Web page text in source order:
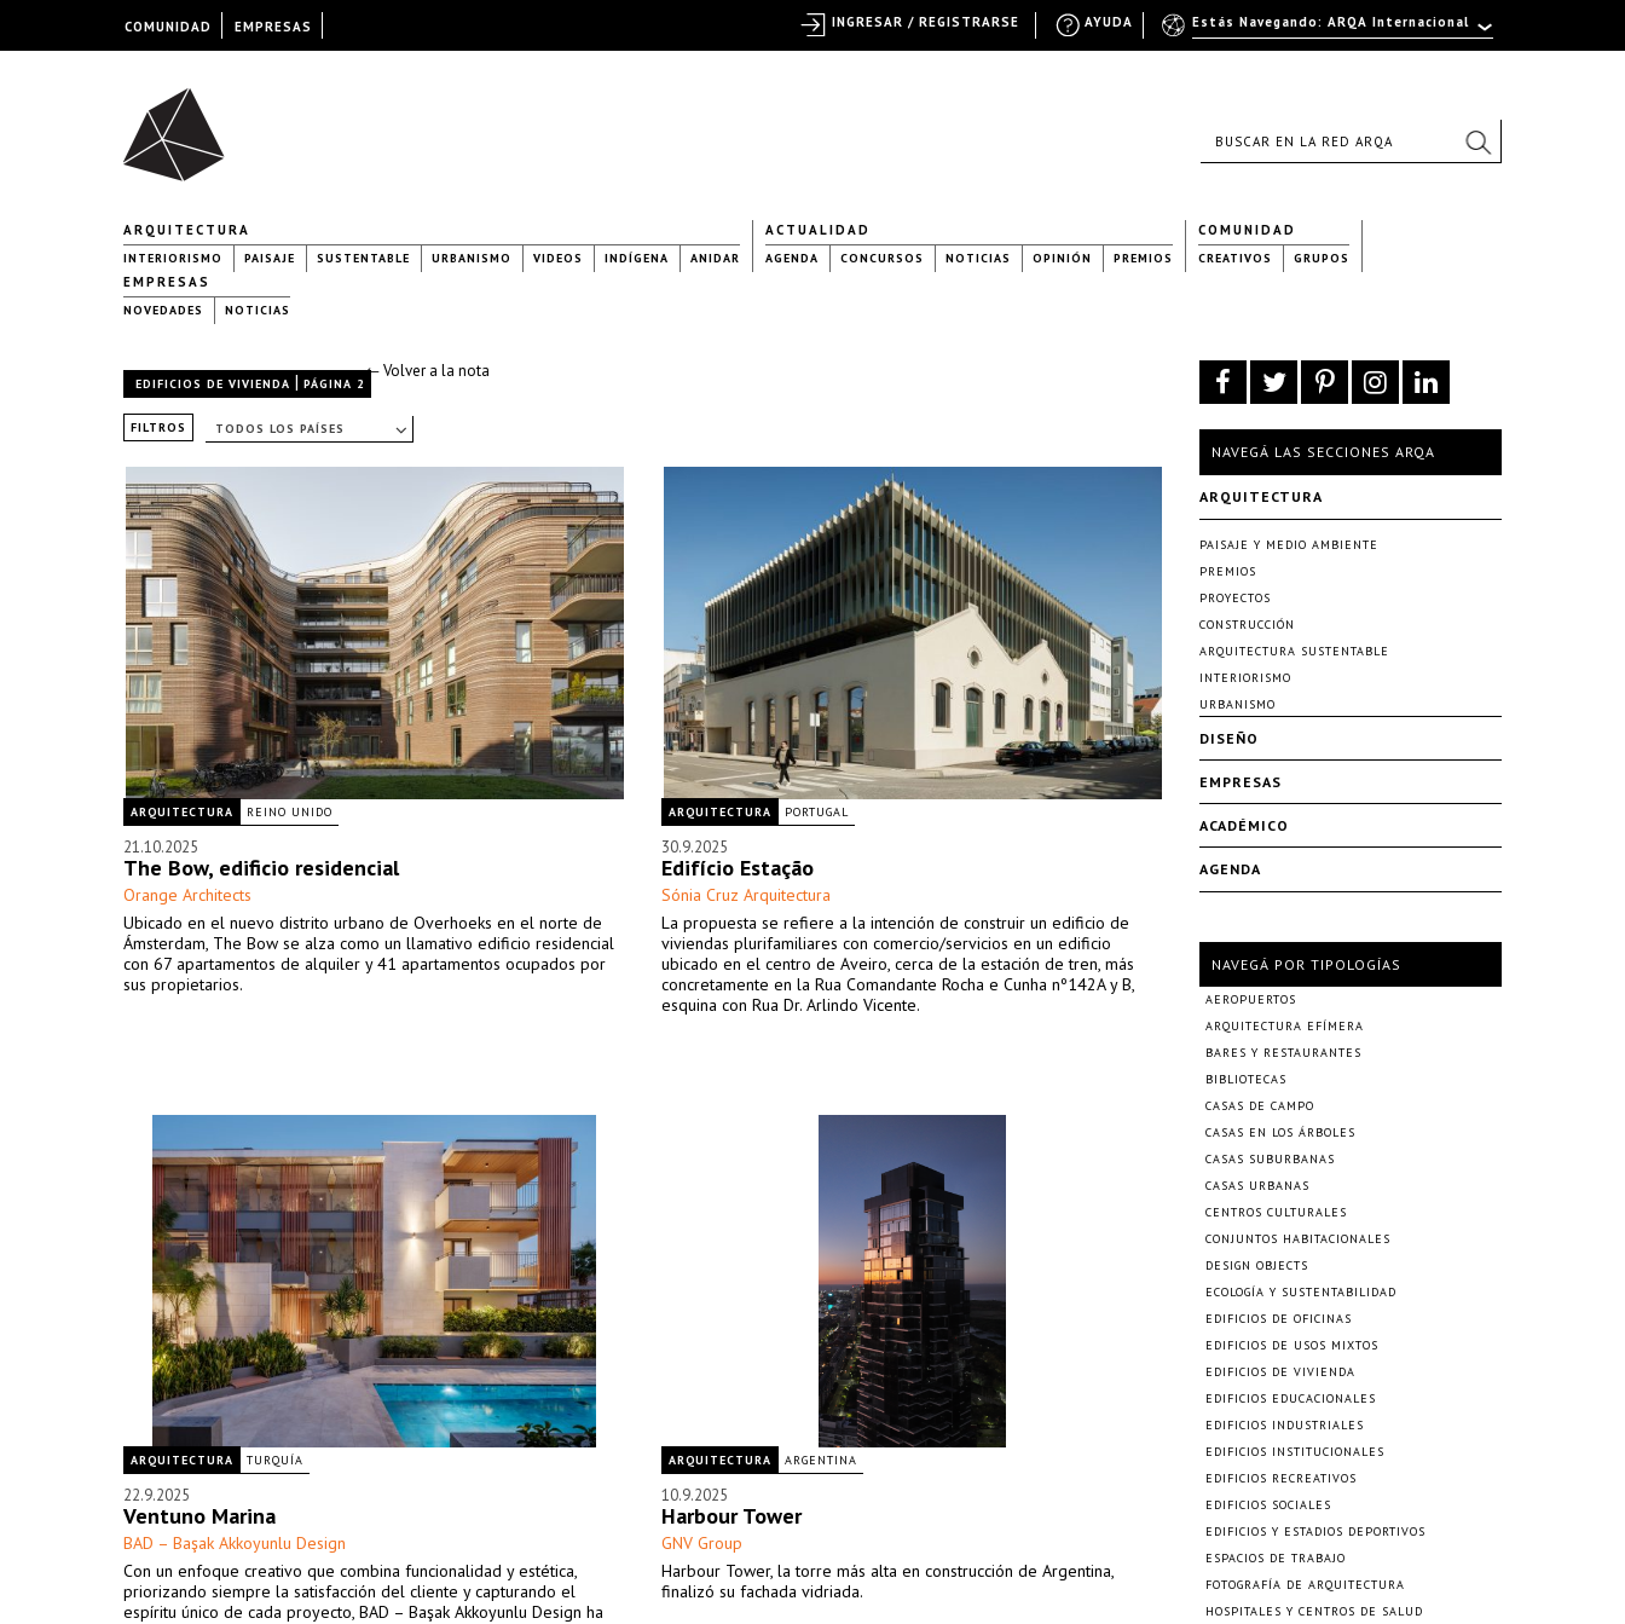
ARQUITECTURA
INTERIORISMO PAISAJE SUSTENTABLE URBANISMO VIDEOS INDÍGENA ANIDAR
ACTUALIDAD
AGENDA CONCURSOS NOTICIAS OPINIÓN PREMIOS
COMUNIDAD
CREATIVOS GRUPOS
EMPRESAS
NOVEDADES NOTICIAS
← Volver a la nota
EDIFICIOS DE VIVIENDA | PÁGINA 2
FILTROS TODOS LOS PAÍSES
ARQUITECTURA REINO UNIDO
21.10.2025
The Bow, edificio residencial
Orange Architects
Ubicado en el nuevo distrito urbano de Overhoeks en el norte de
Ámsterdam, The Bow se alza como un llamativo edificio residencial
con 67 apartamentos de alquiler y 41 apartamentos ocupados por
sus propietarios.
ARQUITECTURA PORTUGAL
30.9.2025
Edifício Estação
Sónia Cruz Arquitectura
La propuesta se refiere a la intención de construir un edificio de
viviendas plurifamiliares con comercio/servicios en un edificio
ubicado en el centro de Aveiro, cerca de la estación de tren, más
concretamente en la Rua Comandante Rocha e Cunha nº142A y B,
esquina con Rua Dr. Arlindo Vicente.
ARQUITECTURA TURQUÍA
22.9.2025
Ventuno Marina
BAD – Başak Akkoyunlu Design
Con un enfoque creativo que combina funcionalidad y estética,
priorizando siempre la satisfacción del cliente y capturando el
espíritu único de cada proyecto, BAD – Başak Akkoyunlu Design ha
ARQUITECTURA ARGENTINA
10.9.2025
Harbour Tower
GNV Group
Harbour Tower, la torre más alta en construcción de Argentina,
finalizó su fachada vidriada.
NAVEGÁ LAS SECCIONES ARQA
ARQUITECTURA
PAISAJE Y MEDIO AMBIENTE
PREMIOS
PROYECTOS
CONSTRUCCIÓN
ARQUITECTURA SUSTENTABLE
INTERIORISMO
URBANISMO
DISEÑO
EMPRESAS
ACADÉMICO
AGENDA
NAVEGÁ POR TIPOLOGÍAS
AEROPUERTOS
ARQUITECTURA EFÍMERA
BARES Y RESTAURANTES
BIBLIOTECAS
CASAS DE CAMPO
CASAS EN LOS ÁRBOLES
CASAS SUBURBANAS
CASAS URBANAS
CENTROS CULTURALES
CONJUNTOS HABITACIONALES
DESIGN OBJECTS
ECOLOGÍA Y SUSTENTABILIDAD
EDIFICIOS DE OFICINAS
EDIFICIOS DE USOS MIXTOS
EDIFICIOS DE VIVIENDA
EDIFICIOS EDUCACIONALES
EDIFICIOS INDUSTRIALES
EDIFICIOS INSTITUCIONALES
EDIFICIOS RECREATIVOS
EDIFICIOS SOCIALES
EDIFICIOS Y ESTADIOS DEPORTIVOS
ESPACIOS DE TRABAJO
FOTOGRAFÍA DE ARQUITECTURA
HOSPITALES Y CENTROS DE SALUD
COMUNIDAD EMPRESAS Estás Navegando: ARQA Internacional
AYUDA
INGRESAR / REGISTRARSE